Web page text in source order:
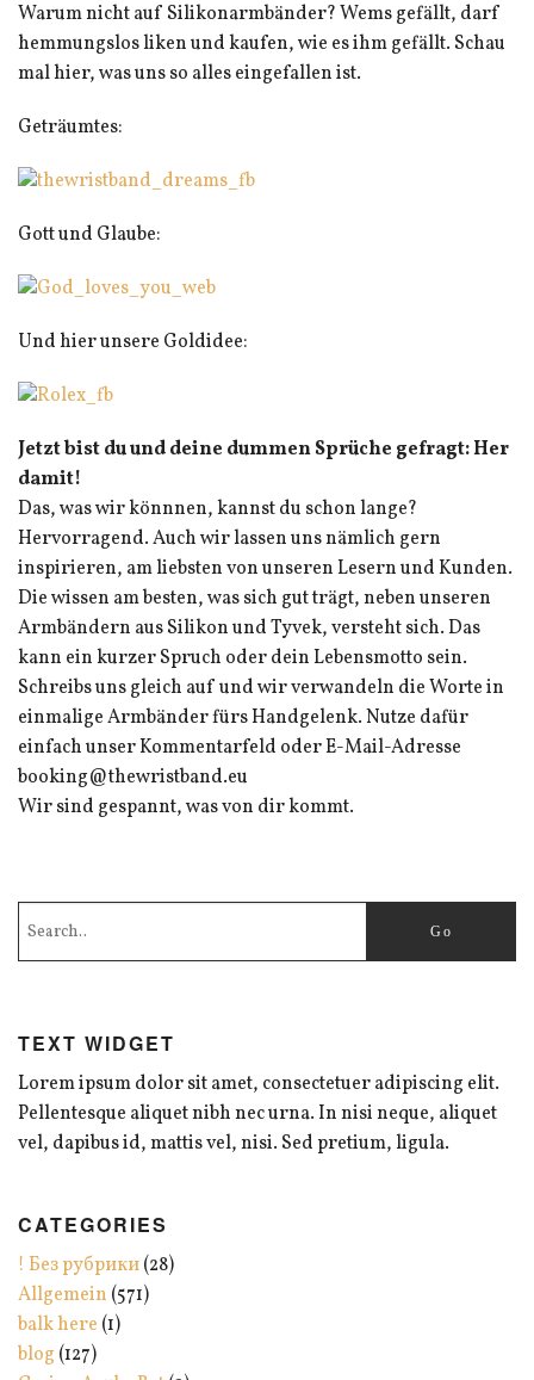
Warum nicht auf Silikonarmbänder? Wems gefällt, darf
hemmungslos liken und kaufen, wie es ihm gefällt. Schau
mal hier, was uns so alles eingefallen ist.
Geträumtes:
Gott und Glaube:
Und hier unsere Goldidee:
Jetzt bist du und deine dummen Sprüche gefragt: Her
damit!
Das, was wir könnnen, kannst du schon lange?
Hervorragend. Auch wir lassen uns nämlich gern
inspirieren, am liebsten von unseren Lesern und Kunden.
Die wissen am besten, was sich gut trägt, neben unseren
Armbändern aus Silikon und Tyvek, versteht sich. Das
kann ein kurzer Spruch oder dein Lebensmotto sein.
Schreibs uns gleich auf und wir verwandeln die Worte in
einmalige Armbänder fürs Handgelenk. Nutze dafür
einfach unser Kommentarfeld oder E-Mail-Adresse
booking@thewristband.eu
Wir sind gespannt, was von dir kommt.
TEXT WIDGET
Lorem ipsum dolor sit amet, consectetuer adipiscing elit.
Pellentesque aliquet nibh nec urna. In nisi neque, aliquet
vel, dapibus id, mattis vel, nisi. Sed pretium, ligula.
CATEGORIES
! Без рубрики(28)
Allgemein (571)
balk here (1)
blog (127)